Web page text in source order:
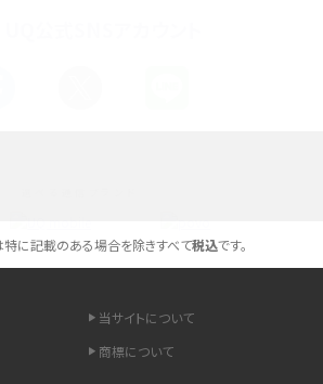
象データや事前準備・条件・注意点などを解説
に記載のある場合を除きすべて税込です。
当サイトについて
商標について